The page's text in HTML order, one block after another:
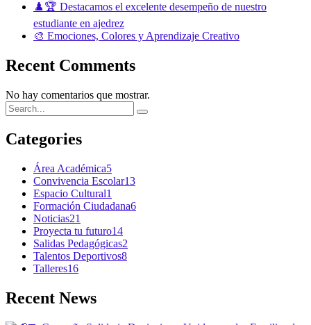
♟️🏆 Destacamos el excelente desempeño de nuestro
estudiante en ajedrez
🎨 Emociones, Colores y Aprendizaje Creativo
Recent Comments
No hay comentarios que mostrar.
Categories
Área Académica5
Convivencia Escolar13
Espacio Cultural1
Formación Ciudadana6
Noticias21
Proyecta tu futuro14
Salidas Pedagógicas2
Talentos Deportivos8
Talleres16
Recent News